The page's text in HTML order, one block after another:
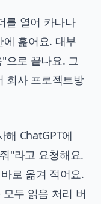
를 열어 카나나
에 훑어요. 대부
으로 끝나요. 그
회사 프로젝트방
해 ChatGPT에
"라고 요청해요.
로 옮겨 적어요.
두 읽음 처리 버